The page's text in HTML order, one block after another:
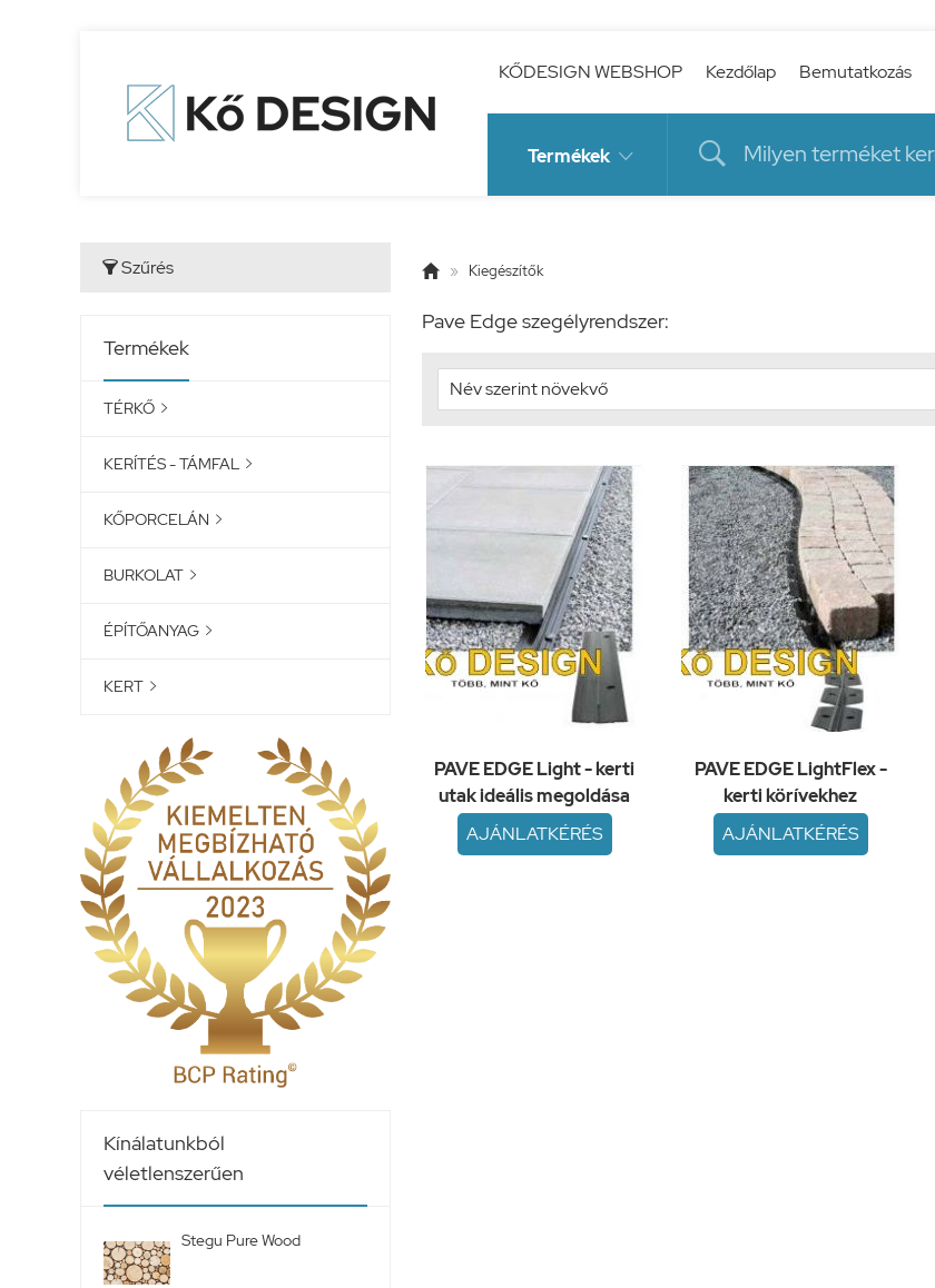
KŐDESIGN WEBSHOP Kezdőlap Bemutatkozás
Termékek  
Szűrés
Termékek
TÉRKŐ 
KERÍTÉS - TÁMFAL 
KŐPORCELÁN 
BURKOLAT 
ÉPÍTŐANYAG 
KERT 
Kínálatunkból
véletlenszerűen
Stegu Pure Wood
 » Kiegészítők
Pave Edge szegélyrendszer:
PAVE EDGE Light - kerti
utak ideális megoldása
AJÁNLATKÉRÉS
PAVE EDGE LightFlex -
kerti körívekhez
AJÁNLATKÉRÉS